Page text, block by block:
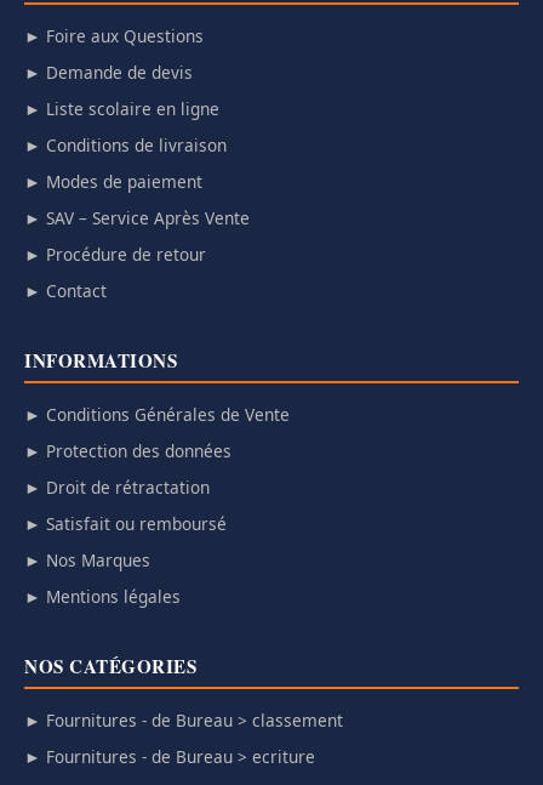
► Foire aux Questions
► Demande de devis
► Liste scolaire en ligne
► Conditions de livraison
► Modes de paiement
► SAV – Service Après Vente
► Procédure de retour
► Contact
INFORMATIONS
► Conditions Générales de Vente
► Protection des données
► Droit de rétractation
► Satisfait ou remboursé
► Nos Marques
► Mentions légales
NOS CATÉGORIES
► Fournitures - de Bureau > classement
► Fournitures - de Bureau > ecriture